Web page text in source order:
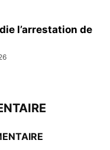
l’arrestation de